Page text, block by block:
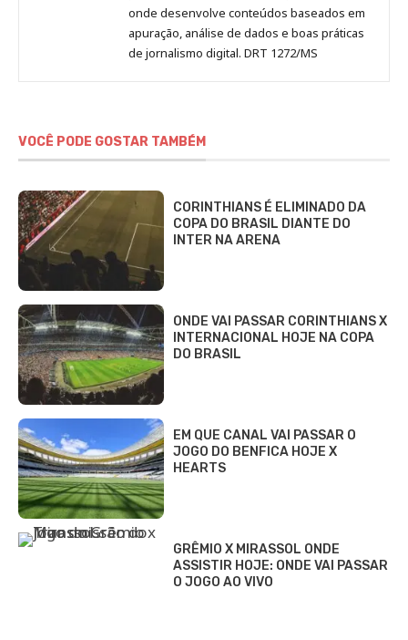
onde desenvolve conteúdos baseados em
apuração, análise de dados e boas práticas
de jornalismo digital. DRT 1272/MS
VOCÊ PODE GOSTAR TAMBÉM
CORINTHIANS É ELIMINADO DA
COPA DO BRASIL DIANTE DO
INTER NA ARENA
ONDE VAI PASSAR CORINTHIANS X
INTERNACIONAL HOJE NA COPA
DO BRASIL
EM QUE CANAL VAI PASSAR O
JOGO DO BENFICA HOJE X
HEARTS
GRÊMIO X MIRASSOL ONDE
ASSISTIR HOJE: ONDE VAI PASSAR
O JOGO AO VIVO